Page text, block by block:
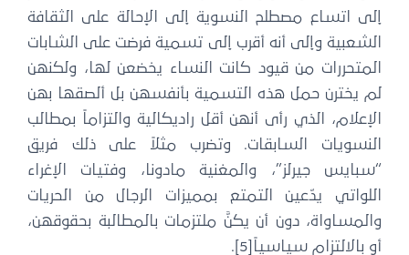
إلى اتساع مصطلح النسوية إلى الإحالة على الثقافة
الشعبية وإلى أنه أقرب إلى تسمية فرضت على الشابات
المتحررات من قيود كانت النساء يخضعن لها، ولكنهن
لم يخترن حمل هذه التسمية بأنفسهن بل ألصقها بهن
الإعلام، الذي رأى أنهن أقل راديكالية والتزاماً بمطالب
النسويات السابقات. وتضرب مثلاً على ذلك فريق
“سبايس جيرلز”، والمغنية مادونا، وفتيات الإغراء
اللواتي يدّعين التمتع بمميزات الرجال من الحريات
والمساواة، دون أن يكنَّ ملتزمات بالمطالبة بحقوقهن،
أو بالالتزام سياسياً[5].